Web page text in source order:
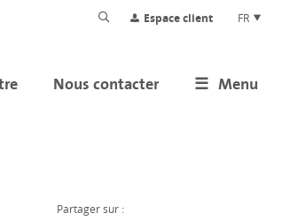
Espace client FR
Menu
Nous contacter
Partager sur :